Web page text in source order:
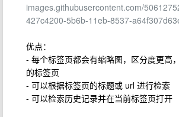
images.githubusercontent.com/
427c4200-5b6b-11eb-8537-
优点：
- 每个标签页都会有缩略图，区分度更高
的标签页
- 可以根据标签页的标题或 url 进行检索
- 可以检索历史记录并在当前标签页打开